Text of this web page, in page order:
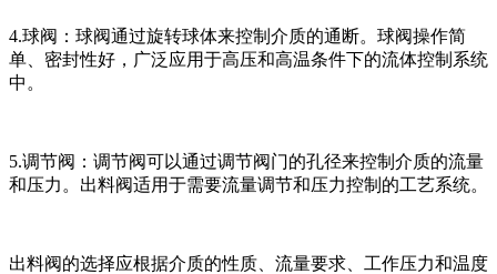
4.球阀：球阀通过旋转球体来控制介质的通断。球阀操作简
单、密封性好，广泛应用于高压和高温条件下的流体控制系统
中。
5.调节阀：调节阀可以通过调节阀门的孔径来控制介质的流量
和压力。出料阀适用于需要流量调节和压力控制的工艺系统。
出料阀的选择应根据介质的性质、流量要求、工作压力和温度